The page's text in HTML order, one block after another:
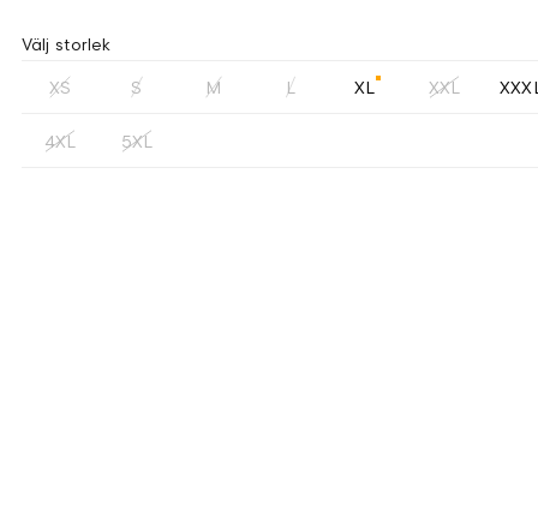
Välj storlek
XS S M L XL XXL
4XL 5XL